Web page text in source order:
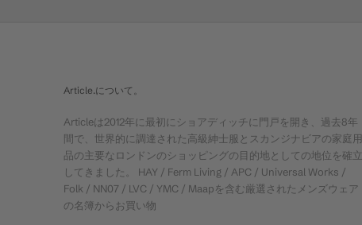
Article.について。
Articleは2012年に最初にショアディッチに門戸を開き、過去8年
間で、世界的に調達された高級紳士服とスカンジナビアの家庭用
品の主要なロンドンのショッピングの目的地としての地位を確立
してきました。 HAY / Ferm Living / APC / Universal Works /
Folk / NN07 / LVC / YMC / Maapを含む厳選されたメンズウェア
の名簿からお買い物